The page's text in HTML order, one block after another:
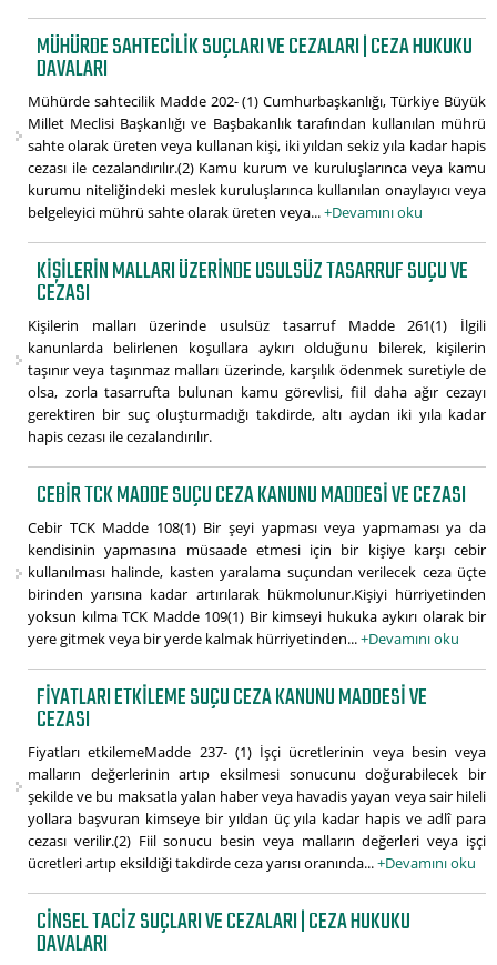
MÜHÜRDE SAHTECILIK SUÇLARI VE CEZALARI | CEZA HUKUKU
DAVALARI
Mühürde sahtecilik Madde 202- (1) Cumhurbaşkanlığı, Türkiye Büyük
Millet Meclisi Başkanlığı ve Başbakanlık tarafından kullanılan mührü
sahte olarak üreten veya kullanan kişi, iki yıldan sekiz yıla kadar hapis
cezası ile cezalandırılır.(2) Kamu kurum ve kuruluşlarınca veya kamu
kurumu niteliğindeki meslek kuruluşlarınca kullanılan onaylayıcı veya
belgeleyici mührü sahte olarak üreten veya...+Devamını oku
KIŞILERIN MALLARI ÜZERINDE USULSÜZ TASARRUF SUÇU VE
CEZASI
Kişilerin malları üzerinde usulsüz tasarruf Madde 261(1) İlgili
kanunlarda belirlenen koşullara aykırı olduğunu bilerek, kişilerin
taşınır veya taşınmaz malları üzerinde, karşılık ödenmek suretiyle de
olsa, zorla tasarrufta bulunan kamu görevlisi, fiil daha ağır cezayı
gerektiren bir suç oluşturmadığı takdirde, altı aydan iki yıla kadar
hapis cezası ile cezalandırılır.
CEBIR TCK MADDE SUÇU CEZA KANUNU MADDESI VE CEZASI
Cebir TCK Madde 108(1) Bir şeyi yapması veya yapmaması ya da
kendisinin yapmasına müsaade etmesi için bir kişiye karşı cebir
kullanılması halinde, kasten yaralama suçundan verilecek ceza üçte
birinden yarısına kadar artırılarak hükmolunur.Kişiyi hürriyetinden
yoksun kılma TCK Madde 109(1) Bir kimseyi hukuka aykırı olarak bir
yere gitmek veya bir yerde kalmak hürriyetinden...+Devamını oku
FIYATLARI ETKILEME SUÇU CEZA KANUNU MADDESI VE
CEZASI
Fiyatları etkilemeMadde 237- (1) İşçi ücretlerinin veya besin veya
malların değerlerinin artıp eksilmesi sonucunu doğurabilecek bir
şekilde ve bu maksatla yalan haber veya havadis yayan veya sair hileli
yollara başvuran kimseye bir yıldan üç yıla kadar hapis ve adlî para
cezası verilir.(2) Fiil sonucu besin veya malların değerleri veya işçi
ücretleri artıp eksildiği takdirde ceza yarısı oranında...+Devamını oku
CINSEL TACIZ SUÇLARI VE CEZALARI | CEZA HUKUKU
DAVALARI